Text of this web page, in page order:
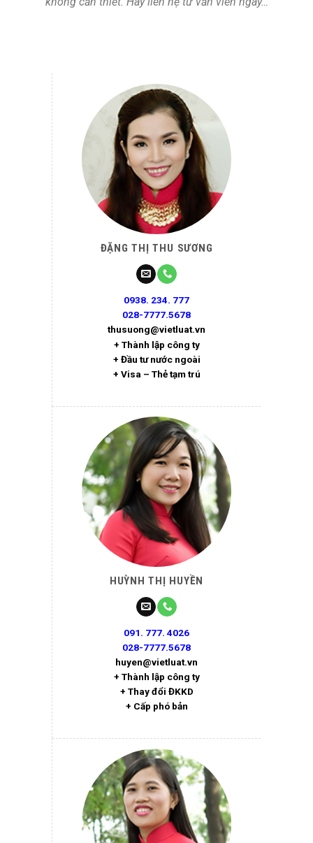
ĐẶNG THỊ THU SƯƠNG
0938. 234. 777
028-7777.5678
thusuong@vietluat.vn
+ Thành lập công ty
+ Đầu tư nước ngoài
+ Visa – Thẻ tạm trú
HUỲNH THỊ HUYỀN
091. 777. 4026
028-7777.5678
huyen@vietluat.vn
+ Thành lập công ty
+ Thay đổi ĐKKD
+ Cấp phó bản